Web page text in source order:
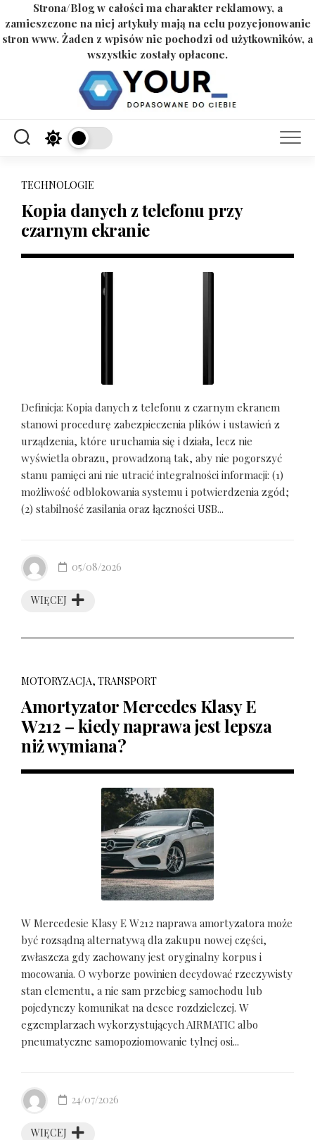
Strona/Blog w całości ma charakter reklamowy, a
zamieszczone na niej artykuły mają na celu pozycjonowanie
stron www. Żaden z wpisów nie pochodzi od użytkowników, a
wszystkie zostały opłacone.
TECHNOLOGIE
Kopia danych z telefonu przy
czarnym ekranie
Definicja: Kopia danych z telefonu z czarnym ekranem
stanowi procedurę zabezpieczenia plików i ustawień z
urządzenia, które uruchamia się i działa, lecz nie
wyświetla obrazu, prowadzoną tak, aby nie pogorszyć
stanu pamięci ani nie utracić integralności informacji: (1)
możliwość odblokowania systemu i potwierdzenia zgód;
(2) stabilność zasilania oraz łączności USB...
WIĘCEJ
05/08/2026
MOTORYZACJA, TRANSPORT
Amortyzator Mercedes Klasy E
W212 – kiedy naprawa jest lepsza
niż wymiana?
W Mercedesie Klasy E W212 naprawa amortyzatora może
być rozsądną alternatywą dla zakupu nowej części,
zwłaszcza gdy zachowany jest oryginalny korpus i
mocowania. O wyborze powinien decydować rzeczywisty
stan elementu, a nie sam przebieg samochodu lub
pojedynczy komunikat na desce rozdzielczej. W
egzemplarzach wykorzystujących AIRMATIC albo
pneumatyczne samopoziomowanie tylnej osi...
WIĘCEJ
24/07/2026